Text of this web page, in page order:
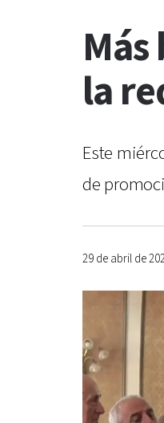
la
Este
de
29 de abril de